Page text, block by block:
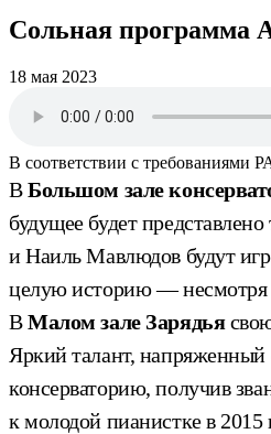
Сольная программа
18 мая 2023
В соответствии с требованиями
ВБольшом зале
будущее будет
и Наиль Мавлюдов будут
целую историю — несмотря
ВМалом зале Зарядья
Яркий талант, напряженный
консерваторию, получив
к молодой пианистке в